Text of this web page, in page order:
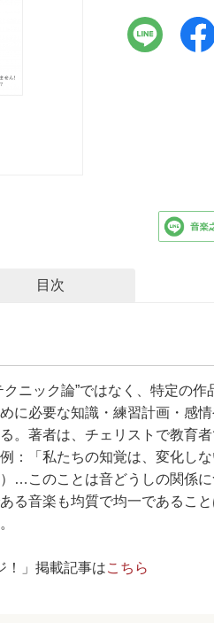
目次
ニック論”ではなく、特定の
に必要な知識・練習計画・感
。著者は、チェリストで教育
：「私たちの知覚は、変化し
…このことは音どうしの関係
る音楽も均質で均一であるこ
！」掲載記事はこちら